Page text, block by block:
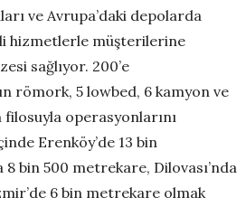
ve Avrupa’daki depolarda
hizmetlerle müşterilerine
sağlıyor. 200’e
römork, 5 lowbed, 6 kamyon ve
operasyonlarını
Erenköy’de 13 bin
8 bin 500 metrekare, Dilovası’nda
6 bin metrekare olmak